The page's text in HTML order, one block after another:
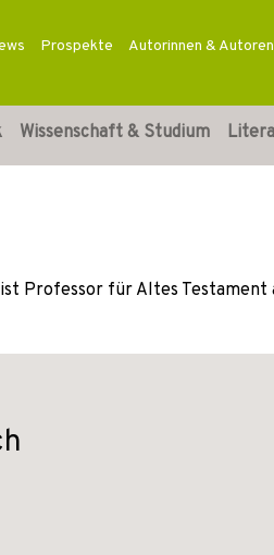
Prospekte Autorinnen & Autoren
Wissenschaft & Studium
Professor für Altes